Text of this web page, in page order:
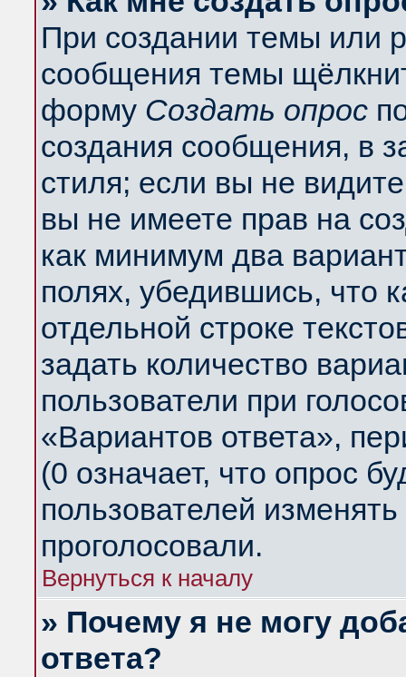
При создании темы или
сообщения темы
форму Создать опрос
создания сообщения, в
стиля; если вы не
вы не имеете прав на
как минимум два
полях, убедившись, что
отдельной строке
задать количество
пользователи при
«Вариантов ответа»,
(0 означает, что опрос
пользователей
проголосовали.
Вернуться к началу
» Почему я не могу
ответа?